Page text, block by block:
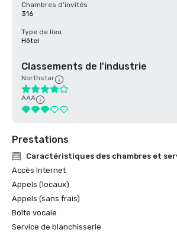
Chambres d'invités
316
Type de lieu
Hôtel
Classements de l'industrie
Northstar
AAA
Prestations
Caractéristiques des chambres et
Accès Internet
Appels (locaux)
Appels (sans frais)
Boîte vocale
Service de blanchisserie